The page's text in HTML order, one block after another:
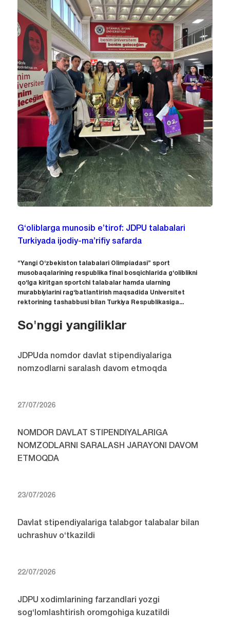
G‘oliblarga munosib e’tirof: JDPU talabalari
Turkiyada ijodiy-ma’rifiy safarda
“Yangi O‘zbekiston talabalari Olimpiadasi” sport
musobaqalarining respublika final bosqichlarida g‘oliblikni
qo‘lga kiritgan sportchi talabalar hamda ularning
murabbiylarini rag‘batlantirish maqsadida Universitet
rektorining tashabbusi bilan Turkiya Respublikasiga...
So'nggi yangiliklar
JDPUda nomdor davlat stipendiyalariga
nomzodlarni saralash davom etmoqda
27/07/2026
NOMDOR DAVLAT STIPENDIYALARIGA
NOMZODLARNI SARALASH JARAYONI DAVOM
ETMOQDA
23/07/2026
Davlat stipendiyalariga talabgor talabalar bilan
uchrashuv o‘tkazildi
22/07/2026
JDPU xodimlarining farzandlari yozgi
sog‘lomlashtirish oromgohiga kuzatildi